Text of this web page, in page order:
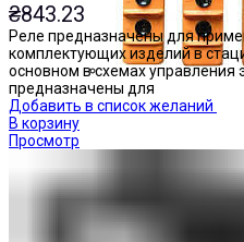
₴843.23
Реле предназначены для
комплектующих изделий в
основном в схемах управления
предназначены для
Добавить в список желаний
В корзину
Просмотр